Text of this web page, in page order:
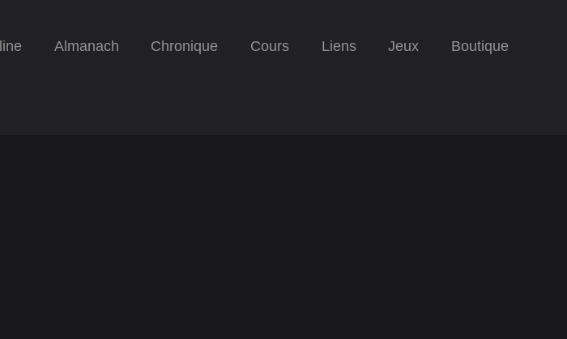
Almanach Chronique Cours Liens Jeux Boutique